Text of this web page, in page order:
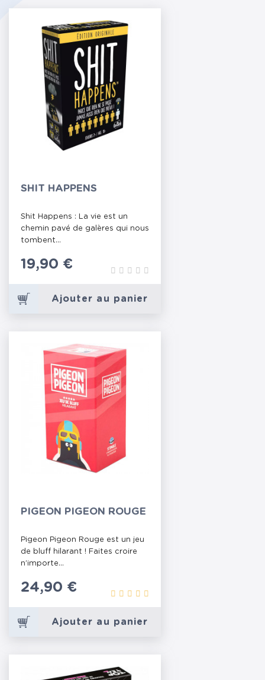
SHIT HAPPENS
Shit Happens : La vie est un
chemin pavé de galères qui nous
tombent...
Prix
19,90 €
Ajouter au panier
PIGEON PIGEON ROUGE
Pigeon Pigeon Rouge est un jeu
de bluff hilarant ! Faites croire
n’importe...
Prix
24,90 €
Ajouter au panier